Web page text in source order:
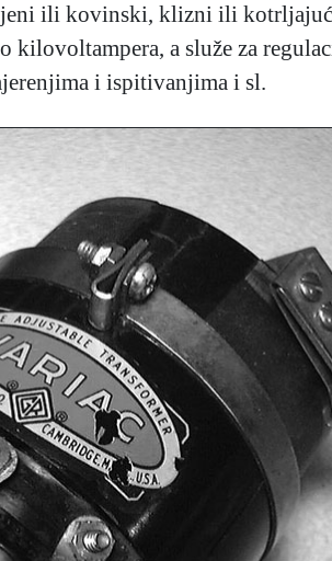
ili kovinski, klizni ili
kilovoltampera, a služe za
i ispitivanjima i sl.